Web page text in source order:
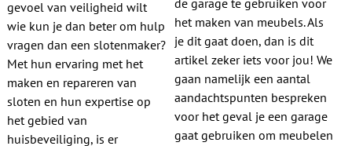
Contact
gevoel van veiligheid wilt
wie kun je dan beter om hulp
vragen dan een slotenmaker?
Met hun ervaring met het
maken en repareren van
sloten en hun expertise op
het gebied van
huisbeveiliging, is er
de garage te gebruiken voor
het maken van meubels. Als
je dit gaat doen, dan is dit
artikel zeker iets voor jou! We
gaan namelijk een aantal
aandachtspunten bespreken
voor het geval je een garage
gaat gebruiken om meubelen